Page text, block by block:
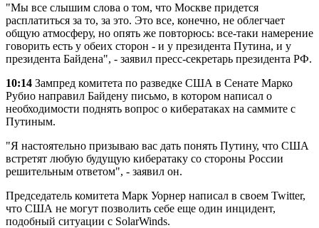
"Мы все слышим слова о том, что Москве придется
расплатиться за то, за это. Это все, конечно, не облегчает
общую атмосферу, но опять же повторюсь: все-таки намерение
говорить есть у обеих сторон - и у президента Путина, и у
президента Байдена", - заявил пресс-секретарь президента РФ.
10:14 Зампред комитета по разведке США в Сенате Марко
Рубио направил Байдену письмо, в котором написал о
необходимости поднять вопрос о кибератаках на саммите с
Путиным.
"Я настоятельно призываю вас дать понять Путину, что США
встретят любую будущую кибератаку со стороны России
решительным ответом", - заявил он.
Председатель комитета Марк Уорнер написал в своем Twitter,
что США не могут позволить себе еще один инцидент,
подобный ситуации с SolarWinds.